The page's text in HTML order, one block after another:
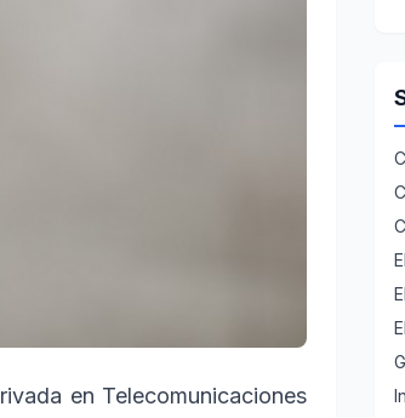
en Telecomunicaciones